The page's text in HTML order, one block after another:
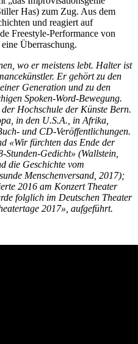
Has) zum Zug. Aus dem
und reagiert auf
Freestyle-Performance von
Überraschung.
wo er meistens lebt. Halter ist
Er gehört zu den
Generation und zu den
Spoken-Word-Bewegung.
Hochschule der Künste Bern.
in den U.S.A., in Afrika,
und CD-Veröffentlichungen.
«Wir fürchten das Ende der
Gedicht» (Wallstein,
die Geschichte vom
Menschenversand, 2017);
2016 am Konzert Theater
folglich im Deutschen Theater
2017», aufgeführt.